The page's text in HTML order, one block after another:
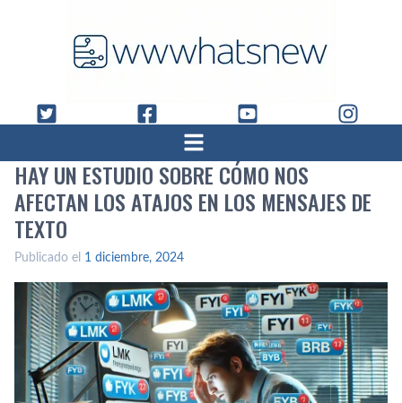
HAY UN ESTUDIO SOBRE CÓMO NOS
AFECTAN LOS ATAJOS EN LOS MENSAJES DE
TEXTO
Publicado el 1 diciembre, 2024